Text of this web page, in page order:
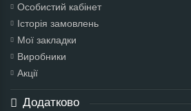
Особистий кабінет
Історія замовлень
Мої закладки
Виробники
Акції
Додатково